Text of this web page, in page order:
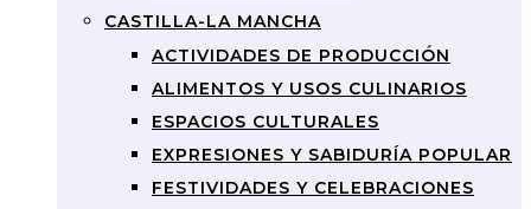
CASTILLA-LA MANCHA
ACTIVIDADES DE PRODUCCIÓN
ALIMENTOS Y USOS CULINARIOS
ESPACIOS CULTURALES
EXPRESIONES Y SABIDURÍA POPULAR
FESTIVIDADES Y CELEBRACIONES